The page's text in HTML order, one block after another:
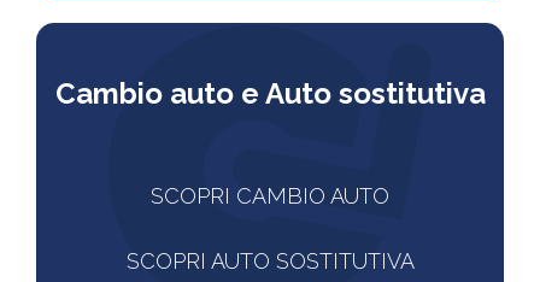
Cambio auto e Auto sostitutiva
SCOPRI CAMBIO AUTO
SCOPRI AUTO SOSTITUTIVA